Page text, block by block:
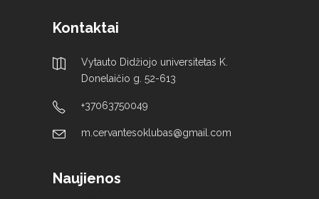
Kontaktai
Vytauto Didžiojo universitetas K.
Donelaičio g. 52-613
+37063750049
m.cervantesoklubas@gmail.com
Naujienos